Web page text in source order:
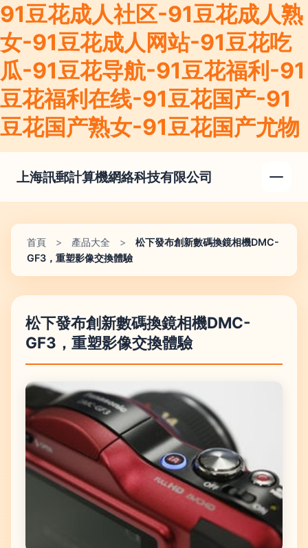
91豆花成人社区-91豆花成人熟
女-91豆花成人网站-91豆花吃
瓜-91豆花导航-91豆花福利-91
豆花福利在线-91豆花国产-91
豆花国产熟女-91豆花国产尤物
上海訊郵計算機網絡科技有限公司
首頁 > 產品大全 >
松下發布創新數碼換鏡相機DMC-
GF3，重塑影像交換體驗
松下發布創新數碼換鏡相機DMC-
GF3，重塑影像交換體驗